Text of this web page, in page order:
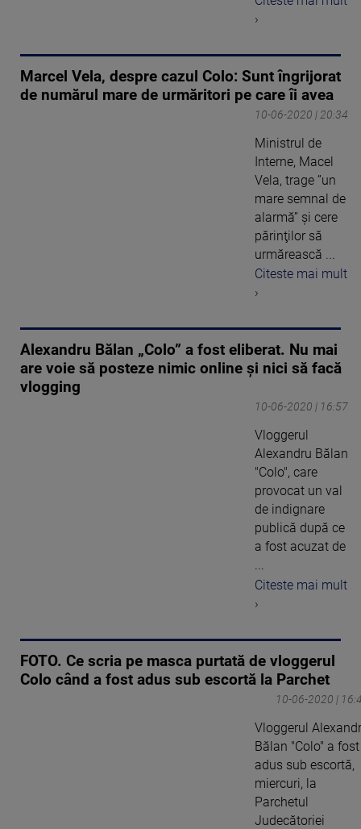
›
Marcel Vela, despre cazul Colo: Sunt îngrijorat
de numărul mare de urmăritori pe care îi avea
10-06-2020 | 20:34
Ministrul de
Interne, Macel
Vela, trage ”un
mare semnal de
alarmă” şi cere
părinţilor să
urmărească ...
Citeste mai mult
›
Alexandru Bălan „Colo” a fost eliberat. Nu mai
are voie să posteze nimic online și nici să facă
vlogging
10-06-2020 | 16:57
Vloggerul
Alexandru Bălan
"Colo", care
provocat un val
de indignare
publică după ce
a fost acuzat de
...
Citeste mai mult
›
FOTO. Ce scria pe masca purtată de vloggerul
Colo când a fost adus sub escortă la Parchet
10-06-2020 |
Vloggerul
Bălan "Colo" a fost
adus sub escortă,
miercuri, la
Parchetul
Judecătoriei